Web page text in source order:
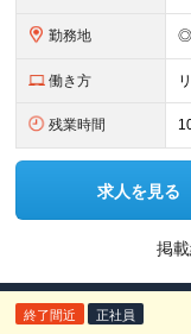
勤務地
働き方
残業時間
求人を見る
掲
終了間近 正社員